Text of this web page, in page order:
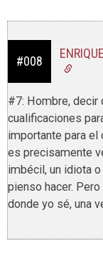
#008
#7: Hombre, decir
cualificaciones
importante para
es precisamente
imbécil, un idiota
pienso hacer.
donde yo sé, una